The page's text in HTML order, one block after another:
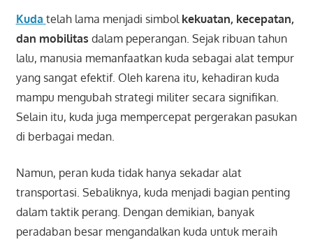
Kuda telah lama menjadi simbol kekuatan, kecepatan,
dan mobilitas dalam peperangan. Sejak ribuan tahun
lalu, manusia memanfaatkan kuda sebagai alat tempur
yang sangat efektif. Oleh karena itu, kehadiran kuda
mampu mengubah strategi militer secara signifikan.
Selain itu, kuda juga mempercepat pergerakan pasukan
di berbagai medan.
Namun, peran kuda tidak hanya sekadar alat
transportasi. Sebaliknya, kuda menjadi bagian penting
dalam taktik perang. Dengan demikian, banyak
peradaban besar mengandalkan kuda untuk meraih